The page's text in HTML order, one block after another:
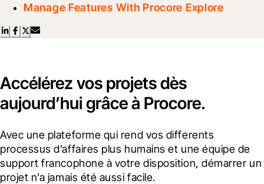
Manage Features With Procore Explore
Accélérez vos projets dès
aujourd’hui grâce à Procore.
Avec une plateforme qui rend vos differents
processus d’affaires plus humains et une équipe de
support francophone à votre disposition, démarrer un
projet n’a jamais été aussi facile.